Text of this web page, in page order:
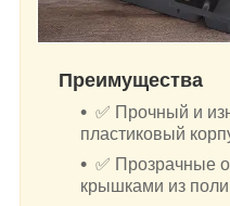
Преимущества
✅ Прочный и
пластиковый
✅ Прозрачные
крышками из